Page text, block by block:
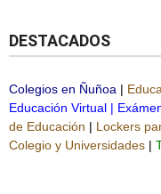
DESTACADOS
Colegios en Ñuñoa |
Educación Virtual |
de Educación | Lockers
Colegio y Universidades |